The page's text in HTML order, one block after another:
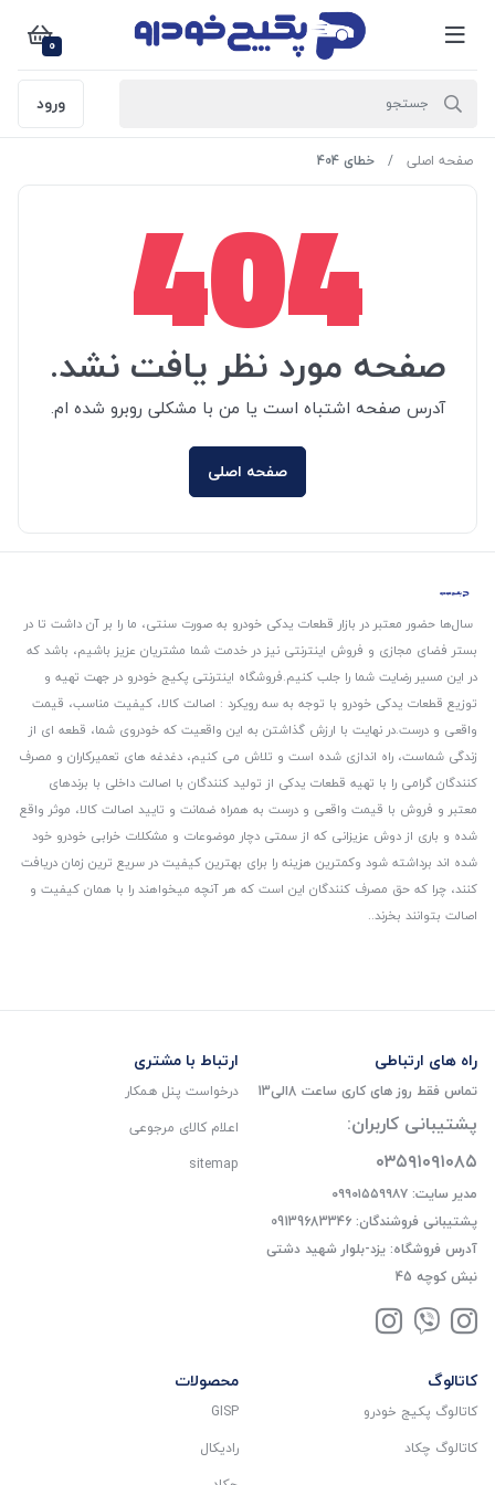
0
ورود
صفحه اصلی خطای 404
404
صفحه مورد نظر یافت نشد.
آدرس صفحه اشتباه است یا من با مشکلی روبرو شده ام.
صفحه اصلی
سال‌ها حضور معتبر در بازار قطعات یدکی خودرو به صورت سنتی، ما را بر آن داشت تا در
بستر فضای مجازی و فروش اینترنتی نیز در خدمت شما مشتریان عزیز باشیم، باشد که
در این مسیر رضایت شما را جلب کنیم.فروشگاه اینترنتی پکیج خودرو در جهت تهیه و
توزیع قطعات یدکی خودرو با توجه به سه رویکرد : اصالت کالا، کیفیت مناسب، قیمت
واقعی و درست.در نهایت با ارزش گذاشتن به این واقعیت که خودروی شما، قطعه ای از
زندگی شماست، راه اندازی شده است و تلاش می کنیم، دغدغه های تعمیرکاران و مصرف
کنندگان گرامی را با تهیه قطعات یدکی از تولید کنندگان با اصالت داخلی با برندهای
معتبر و فروش با قیمت واقعی و درست به همراه ضمانت و تایید اصالت کالا، موثر واقع
شده و باری از دوش عزیزانی که از سمتی دچار موضوعات و مشکلات خرابی خودرو خود
شده اند برداشته شود و‌کمترین هزینه را برای بهترین کیفیت در سریع ترین زمان دریافت
کنند، چرا که حق مصرف کنندگان این است که هر آنچه میخواهند را با همان کیفیت و
اصالت بتوانند بخرند..
راه های ارتباطی
تماس فقط روز های کاری ساعت 8الی13
پشتیبانی کاربران:
۰۳۵۹۱۰۹۱۰۸۵
مدیر سایت: ۰۹۹۰۱۵۵۹۹۸۷
پشتیبانی فروشندگان: 09139683346
آدرس فروشگاه: یزد-بلوار شهید دشتی
نبش کوچه 45
ارتباط با مشتری
درخواست پنل همکار
اعلام کالای مرجوعی
sitemap
کاتالوگ
کاتالوگ پکیج خودرو
کاتالوگ چکاد
محصولات
GISP
رادیکال